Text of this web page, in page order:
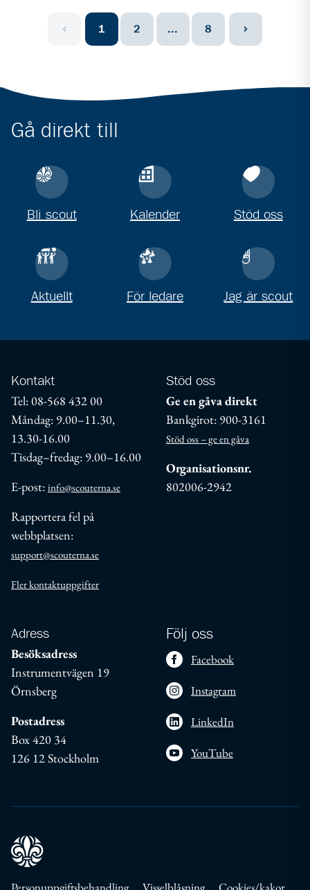
Föregående sida
1 2 ... 8 Nästa sida
Gå direkt till
Bli scout Kalender Stöd oss
Aktuellt För ledare Jag är scout
Kontakt
Tel: 08-568 432 00
Måndag: 9.00–11.30,
13.30-16.00
Tisdag–fredag: 9.00–16.00
E-post: info@scouterna.se
Rapportera fel på
webbplatsen:
support@scouterna.se
Fler kontaktuppgifter
Stöd oss
Ge en gåva direkt
Bankgirot: 900-3161
Stöd oss – ge en gåva
Organisationsnr.
802006-2942
Adress
Besöksadress
Instrumentvägen 19
Örnsberg
Postadress
Box 420 34
126 12 Stockholm
Följ oss
Facebook
Instagram
LinkedIn
YouTube